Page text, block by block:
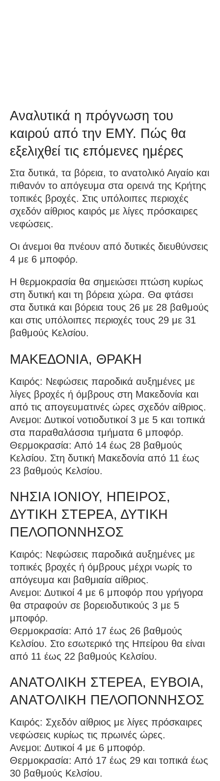
Αναλυτικά η πρόγνωση του
καιρού από την ΕΜΥ. Πώς θα
εξελιχθεί τις επόμενες ημέρες
Στα δυτικά, τα βόρεια, το ανατολικό Αιγαίο και
πιθανόν το απόγευμα στα ορεινά της Κρήτης
τοπικές βροχές. Στις υπόλοιπες περιοχές
σχεδόν αίθριος καιρός με λίγες πρόσκαιρες
νεφώσεις.
Οι άνεμοι θα πνέουν από δυτικές διευθύνσεις
4 με 6 μποφόρ.
Η θερμοκρασία θα σημειώσει πτώση κυρίως
στη δυτική και τη βόρεια χώρα. Θα φτάσει
στα δυτικά και βόρεια τους 26 με 28 βαθμούς
και στις υπόλοιπες περιοχές τους 29 με 31
βαθμούς Κελσίου.
ΜΑΚΕΔΟΝΙΑ, ΘΡΑΚΗ
Καιρός: Νεφώσεις παροδικά αυξημένες με
λίγες βροχές ή όμβρους στη Μακεδονία και
από τις απογευματινές ώρες σχεδόν αίθριος.
Ανεμοι: Δυτικοί νοτιοδυτικοί 3 με 5 και τοπικά
στα παραθαλάσσια τμήματα 6 μποφόρ.
Θερμοκρασία: Από 14 έως 28 βαθμούς
Κελσίου. Στη δυτική Μακεδονία από 11 έως
23 βαθμούς Κελσίου.
ΝΗΣΙΑ ΙΟΝΙΟΥ, ΗΠΕΙΡΟΣ,
ΔΥΤΙΚΗ ΣΤΕΡΕΑ, ΔΥΤΙΚΗ
ΠΕΛΟΠΟΝΝΗΣΟΣ
Καιρός: Νεφώσεις παροδικά αυξημένες με
τοπικές βροχές ή όμβρους μέχρι νωρίς το
απόγευμα και βαθμιαία αίθριος.
Ανεμοι: Δυτικοί 4 με 6 μποφόρ που γρήγορα
θα στραφούν σε βορειοδυτικούς 3 με 5
μποφόρ.
Θερμοκρασία: Από 17 έως 26 βαθμούς
Κελσίου. Στο εσωτερικό της Ηπείρου θα είναι
από 11 έως 22 βαθμούς Κελσίου.
ΑΝΑΤΟΛΙΚΗ ΣΤΕΡΕΑ, ΕΥΒΟΙΑ,
ΑΝΑΤΟΛΙΚΗ ΠΕΛΟΠΟΝΝΗΣΟΣ
Καιρός: Σχεδόν αίθριος με λίγες πρόσκαιρες
νεφώσεις κυρίως τις πρωινές ώρες.
Ανεμοι: Δυτικοί 4 με 6 μποφόρ.
Θερμοκρασία: Από 17 έως 29 και τοπικά έως
30 βαθμούς Κελσίου.